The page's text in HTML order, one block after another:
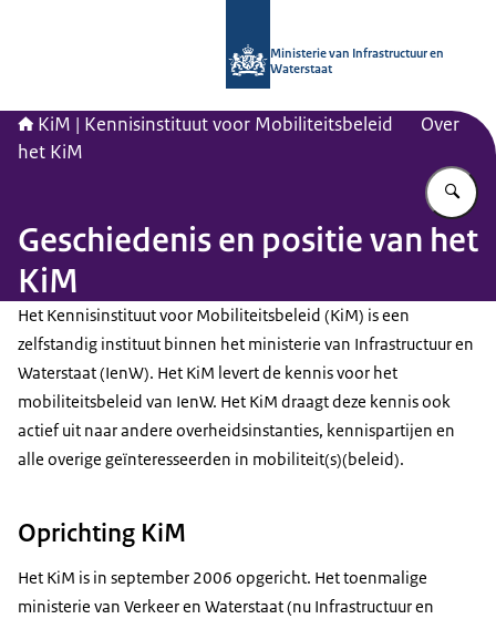
Ministerie van Infrastructuur en
Waterstaat
KiM | Kennisinstituut voor Mobiliteitsbeleid
Over
het KiM
Geschiedenis en positie van het
KiM
Het Kennisinstituut voor Mobiliteitsbeleid (KiM) is een
zelfstandig instituut binnen het ministerie van Infrastructuur en
Waterstaat (IenW). Het KiM levert de kennis voor het
mobiliteitsbeleid van IenW. Het KiM draagt deze kennis ook
actief uit naar andere overheidsinstanties, kennispartijen en
alle overige geïnteresseerden in mobiliteit(s)(beleid).
Oprichting KiM
Het KiM is in september 2006 opgericht. Het toenmalige
ministerie van Verkeer en Waterstaat (nu Infrastructuur en